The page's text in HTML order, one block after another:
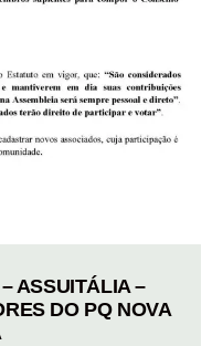
ASSUITÁLIA –
DO PQ NOVA